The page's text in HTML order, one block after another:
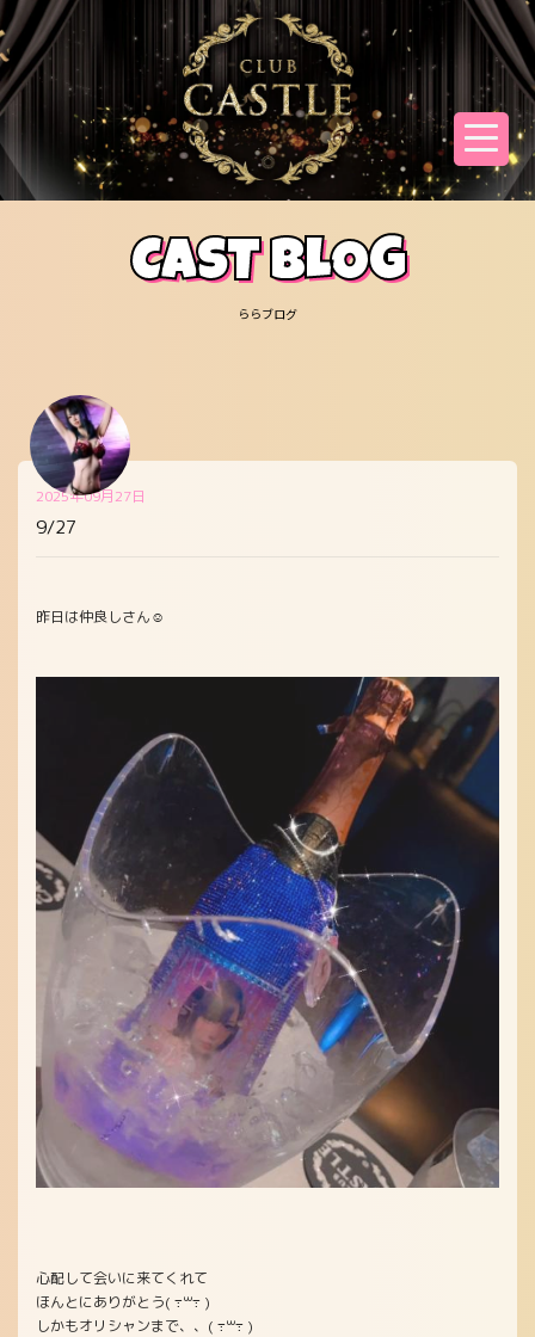
CAST BLOG
ららブログ
9/27
2025年09月27日
昨日は仲良しさん☺️
心配して会いに来てくれて
ほんとにありがとう( ߹꒳​߹ )
しかもオリシャンまで、、( ߹꒳​߹ )